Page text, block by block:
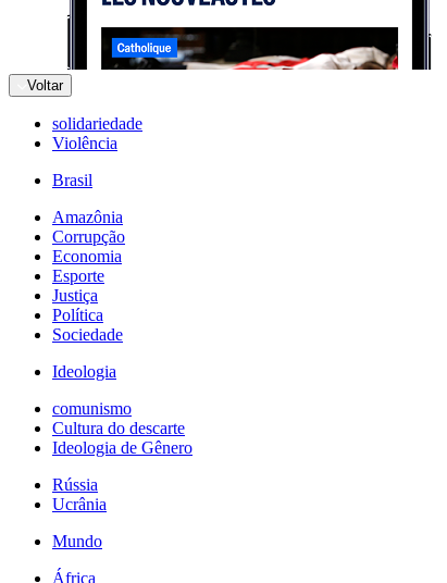
Voltar
solidariedade
Violência
Brasil
Amazônia
Corrupção
Economia
Esporte
Justiça
Política
Sociedade
Ideologia
comunismo
Cultura do descarte
Ideologia de Gênero
Rússia
Ucrânia
Mundo
África